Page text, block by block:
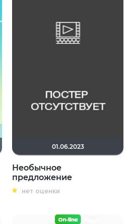
01.06.2023
Необычное
предложение
нет оценки